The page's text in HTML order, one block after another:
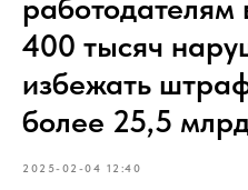
400 тысяч
избежать
более 25,5
2025-02-04 12:40